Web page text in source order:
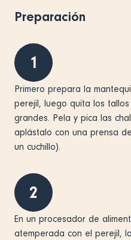
Preparación
1
Primero prepara la
perejil, luego quita los
grandes. Pela y pica las
aplástalo con una prensa
un cuchillo).
2
En un procesador de
atemperada con el perejil,